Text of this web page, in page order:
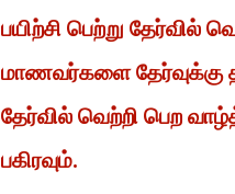
பயிற்சி பெற்று தேர்வில்
மாணவர்களை
தேர்வில் வெற்றி பெற
பகிரவும்.